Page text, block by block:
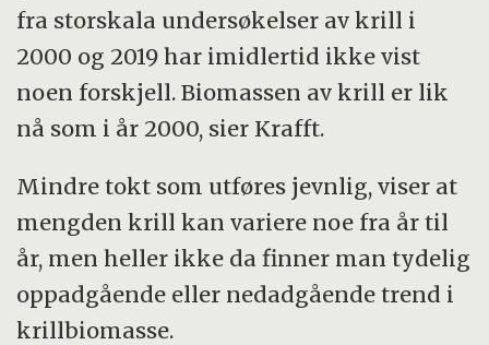
fra storskala undersøkelser av krill i
2000 og 2019 har imidlertid ikke vist
noen forskjell. Biomassen av krill er lik
nå som i år 2000, sier Krafft.
Mindre tokt som utføres jevnlig, viser at
mengden krill kan variere noe fra år til
år, men heller ikke da finner man tydelig
oppadgående eller nedadgående trend i
krillbiomasse.